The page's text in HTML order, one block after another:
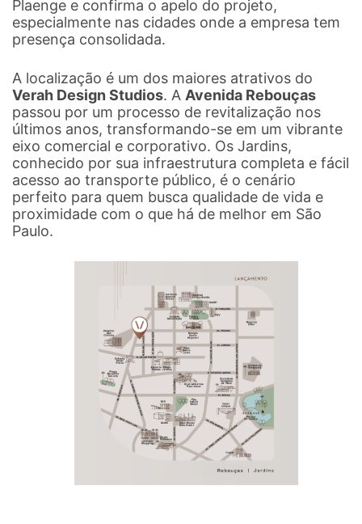
Plaenge e confirma o apelo do projeto,
especialmente nas cidades onde a empresa tem
presença consolidada.
A localização é um dos maiores atrativos do
Verah Design Studios. A Avenida Rebouças
passou por um processo de revitalização nos
últimos anos, transformando-se em um vibrante
eixo comercial e corporativo. Os Jardins,
conhecido por sua infraestrutura completa e fácil
acesso ao transporte público, é o cenário
perfeito para quem busca qualidade de vida e
proximidade com o que há de melhor em São
Paulo.